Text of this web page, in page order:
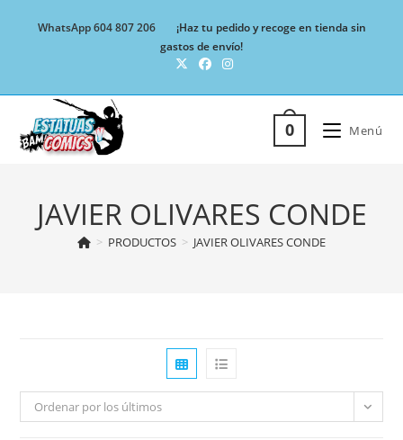
WhatsApp 604 807 206
¡Haz tu pedido y recoge en tienda sin
gastos de envío!
0 Menú
JAVIER OLIVARES CONDE
> PRODUCTOS > JAVIER OLIVARES CONDE
Ordenar por los últimos